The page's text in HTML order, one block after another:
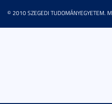
© 2010 SZEGEDI TUDOMÁNYEGYETEM.